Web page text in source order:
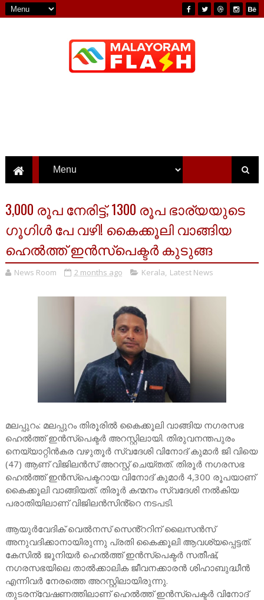
3,000 രൂപ നേരിട്ട്, 1300 രൂപ ഭാര്യയുടെ
ഗൂഗിൾ പേ വഴി! കൈക്കൂലി വാങ്ങിയ
ഹെൽത്ത് ഇൻസ്പെക്ടർ കുടുങ്ങ
News Room 2 months ago Kerala, Latest News
മലപ്പുറം: മലപ്പുറം തിരൂരിൽ കൈക്കൂലി വാങ്ങിയ നഗരസഭ
ഹെൽത്ത് ഇൻസ്പെക്ടർ അറസ്റ്റിലായി. തിരുവനന്തപുരം
നെയ്യാറ്റിൻകര വഴുതൂർ സ്വദേശി വിനോദ് കുമാർ ജി വിയെ
(47) ആണ് വിജിലൻസ് അറസ്റ്റ് ചെയ്തത്. തിരൂർ നഗരസഭ
ഹെൽത്ത് ഇൻസ്പെക്ടറായ വിനോദ് കുമാർ 4,300 രൂപയാണ്
കൈക്കൂലി വാങ്ങിയത്. തിരൂര്‍ കന്മനം സ്വദേശി നൽകിയ
പരാതിയിലാണ് വിജിലൻസിൻ്റെ നടപടി.
ആയുർവേദിക് വെൽനസ് സെൻ്ററിന് ലൈസൻസ്
അനുവദിക്കാനായിരുന്നു പ്രതി കൈക്കൂലി ആവശ്യപ്പെട്ടത്.
കേസിൽ ജൂനിയർ ഹെൽത്ത് ഇൻസ്പെക്ടർ സതീഷ്,
നഗരസഭയിലെ താൽക്കാലിക ജീവനക്കാരൻ ശിഹാബുദ്ധീൻ
എന്നിവർ നേരത്തെ അറസ്റ്റിലായിരുന്നു.
തുടരന്വേഷണത്തിലാണ് ഹെൽത്ത് ഇൻസ്പെക്ടർ വിനോദ്